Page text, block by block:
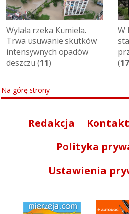
Wylała rzeka Kumiela.
Trwa usuwanie skutków
intensywnych opadów
deszczu (11)
W
(17
Na górę strony
Redakcja Kontakt
Polityka
Ustawienia